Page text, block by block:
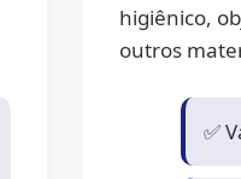
higiênico,
outros
✅